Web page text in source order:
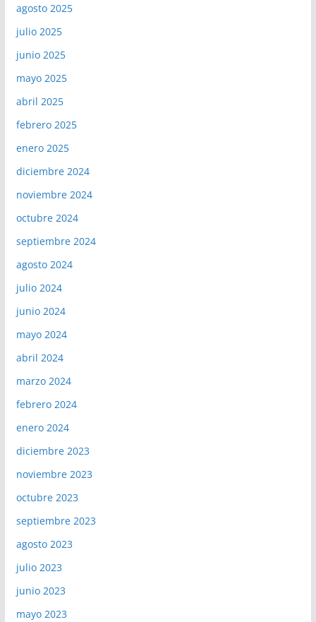
agosto 2025
julio 2025
junio 2025
mayo 2025
abril 2025
febrero 2025
enero 2025
diciembre 2024
noviembre 2024
octubre 2024
septiembre 2024
agosto 2024
julio 2024
junio 2024
mayo 2024
abril 2024
marzo 2024
febrero 2024
enero 2024
diciembre 2023
noviembre 2023
octubre 2023
septiembre 2023
agosto 2023
julio 2023
junio 2023
mayo 2023